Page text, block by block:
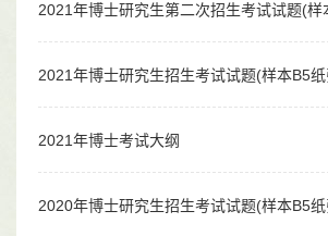
纸）
2021年博士研究生第二次招生考试试题(样
纸张)
2021年博士研究生招生考试试题(样本B5
2021年博士考试大纲
2020年博士研究生招生考试试题(样本B5